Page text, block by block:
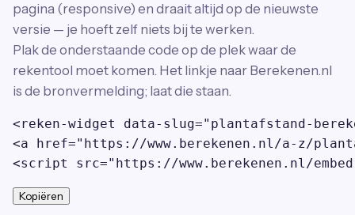
pagina (responsive) en draait altijd op de nieuwste
versie — je hoeft zelf niets bij te werken.
Plak de onderstaande code op de plek waar de
rekentool moet komen. Het linkje naar Berekenen.nl
is de bronvermelding; laat die staan.
<reken-widget data-slug="plantafstand-
<a href="https://www.berekenen.nl/a-z/
<script src="https://www.berekenen.nl/
Kopiëren